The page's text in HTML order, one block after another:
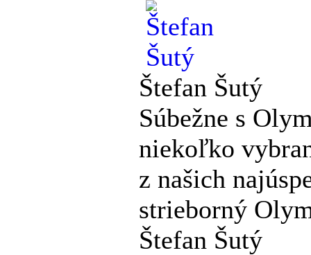
Štefan Šutý
Súbežne s
niekoľko
z našich
strieborný
Štefan Šutý